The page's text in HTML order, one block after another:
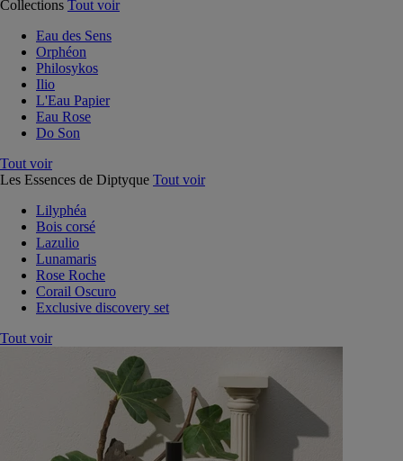
Collections Tout voir
Eau des Sens
Orphéon
Philosykos
Ilio
L'Eau Papier
Eau Rose
Do Son
Tout voir
Les Essences de Diptyque Tout voir
Lilyphéa
Bois corsé
Lazulio
Lunamaris
Rose Roche
Corail Oscuro
Exclusive discovery set
Tout voir